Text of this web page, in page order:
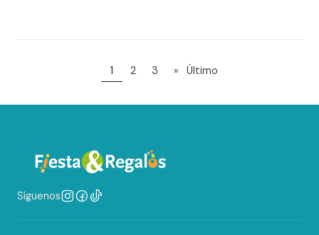
1 2 3 » Último
Síguenos